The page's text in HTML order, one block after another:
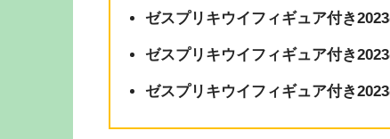
ゼスプリキウイフィギュア付き
ゼスプリキウイフィギュア付き
ゼスプリキウイフィギュア付き